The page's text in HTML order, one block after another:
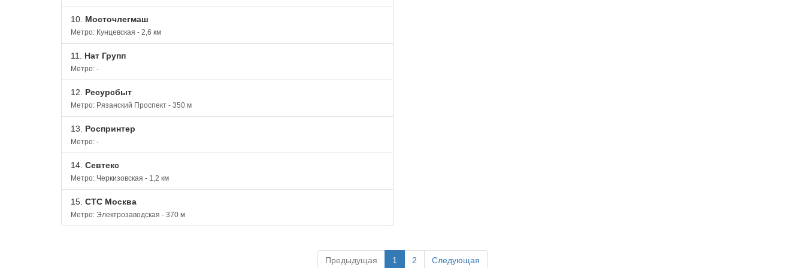
10. Мосточлегмаш
Метро: Кунцевская - 2,6 км
11. Нат Групп
Метро: -
12. Ресурсбыт
Метро: Рязанский Проспект - 350 м
13. Роспринтер
Метро: -
14. Севтекс
Метро: Черкизовская - 1,2 км
15. СТС Москва
Метро: Электрозаводская - 370 м
Предыдущая 1 2 Следующая